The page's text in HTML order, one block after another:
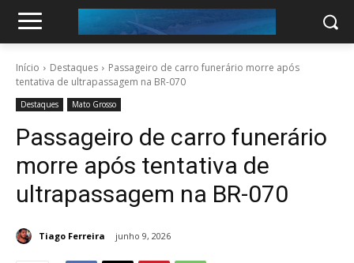
Início Destaques
Passageiro de carro funerário morre após
tentativa de ultrapassagem na BR-070
Destaques Mato Grosso
Passageiro de carro funerário
morre após tentativa de
ultrapassagem na BR-070
Tiago Ferreira junho 9, 2026